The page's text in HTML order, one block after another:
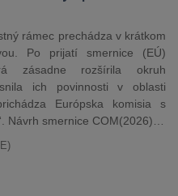
rámec prechádza v krátkom
Po prijatí smernice (EÚ)
zásadne rozšírila okruh
ich povinnosti v oblasti
Európska komisia s
Návrh smernice COM(2026)…